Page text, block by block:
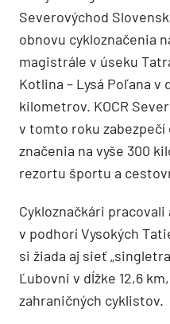
Severovýchod
obnovu cykloznačenia
magistrále v úseku
Kotlina – Lysá Poľana v
kilometrov. KOCR
v tomto roku zabezpečí
značenia na vyše 300
rezortu športu a
Cykloznačkári
v podhorí Vysokých
si žiada aj sieť
Ľubovni v dĺžke 12,6
zahraničných cyklistov.